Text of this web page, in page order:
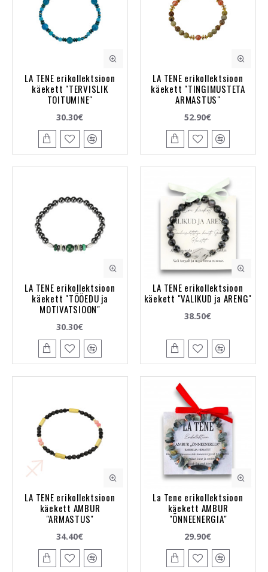
LA TENE erikollektsioon
käekett "TERVISLIK
TOITUMINE"
30.30€
LA TENE erikollektsioon
käekett "TINGIMUSTETA
ARMASTUS"
52.90€
LA TENE erikollektsioon
käekett "TÖÖEDU ja
MOTIVATSIOON"
30.30€
LA TENE erikollektsioon
käekett "VALIKUD ja ARENG"
38.50€
LA TENE erikollektsioon
käekett AMBUR
"ARMASTUS"
34.40€
La Tene erikollektsioon
käekett AMBUR
"ÕNNEENERGIA"
29.90€